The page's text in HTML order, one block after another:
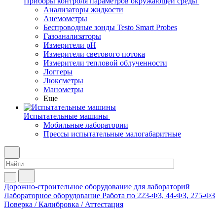
Анализаторы жидкости
Анемометры
Беспроводные зонды Testo Smart Probes
Газоанализаторы
Измерители pH
Измерители светового потока
Измерители тепловой облученности
Логгеры
Люксметры
Манометры
Еще
Испытательные машины
Мобильные лаборатории
Прессы испытательные малогабаритные
Дорожно-строительное оборудование для лабораторий
Лабораторное оборудование Работа по 223-ФЗ, 44-ФЗ, 275-ФЗ
Поверка / Калибровка / Аттестация